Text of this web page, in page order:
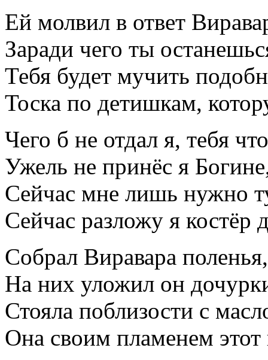
Ей молвил в ответ
Заради чего ты
Тебя будет мучить
Тоска по детишкам,
Чего б не отдал я, тебя
Ужель не принёс я
Сейчас мне лишь нужно
Сейчас разложу я костёр
Собрал Виравара
На них уложил он
Стояла поблизости с
Она своим пламенем этот